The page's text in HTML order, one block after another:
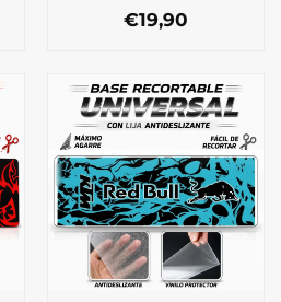
€19,90